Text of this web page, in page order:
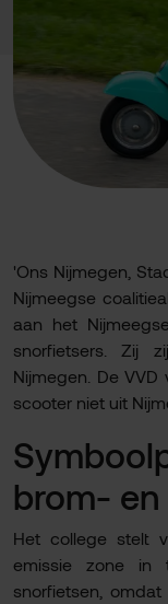
'Ons Nijmegen,
Nijmeegse
aan het
snorfietsers. Zij
Nijmegen. De
scooter niet uit
brom-
Het college stelt
emissie zone in
snorfietsen,